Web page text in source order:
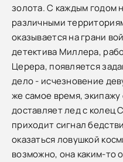
золота. С каждым годом
различными
оказывается на грани
детектива Миллера,
Церера, появляется
дело - исчезновение
же самое время,
доставляет лед с колец
приходит сигнал
оказаться ловушкой
возможно, она каким-то